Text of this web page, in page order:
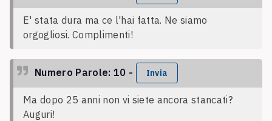
E' stata dura ma ce l'hai fatta. Ne siamo
orgogliosi. Complimenti!
Numero Parole: 10 - Invia
Ma dopo 25 anni non vi siete ancora stancati?
Auguri!